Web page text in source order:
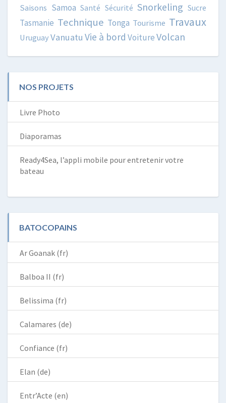
Saisons Samoa Santé Sécurité Snorkeling Sucre
Tasmanie Technique Tonga Tourisme Travaux
UruguayVanuatu Vie à bord VoitureVolcan
NOS PROJETS
Livre Photo
Diaporamas
Ready4Sea, l’appli mobile pour entretenir votre
bateau
BATOCOPAINS
Ar Goanak (fr)
Balboa II (fr)
Belissima (fr)
Calamares (de)
Confiance (fr)
Elan (de)
Entr’Acte (en)